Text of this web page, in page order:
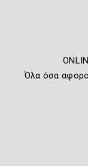
Όλα όσα